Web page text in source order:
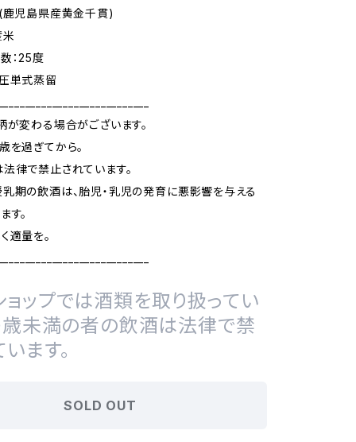
鹿児島県産黄金千貫)
米
：25度
単式蒸留
が変わる場合がございます。
を過ぎてから。
律で禁止されています。
期の飲酒は、胎児・乳児の発育に悪影響を与える
す。
適量を。
ョップでは酒類を取り扱ってい
歳未満の者の飲酒は法律で禁
ます。
SOLD OUT